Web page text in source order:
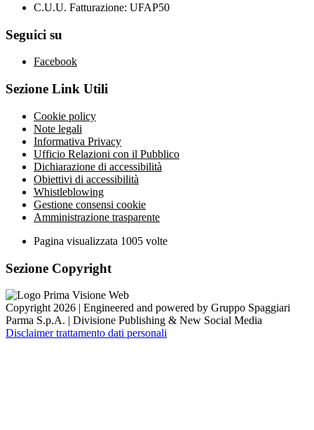
C.U.U. Fatturazione: UFAP50
Seguici su
Facebook
Sezione Link Utili
Cookie policy
Note legali
Informativa Privacy
Ufficio Relazioni con il Pubblico
Dichiarazione di accessibilità
Obiettivi di accessibilità
Whistleblowing
Gestione consensi cookie
Amministrazione trasparente
Pagina visualizzata 1005 volte
Sezione Copyright
Copyright 2026 | Engineered and powered by Gruppo Spaggiari
Parma S.p.A. | Divisione Publishing & New Social Media
Disclaimer trattamento dati personali